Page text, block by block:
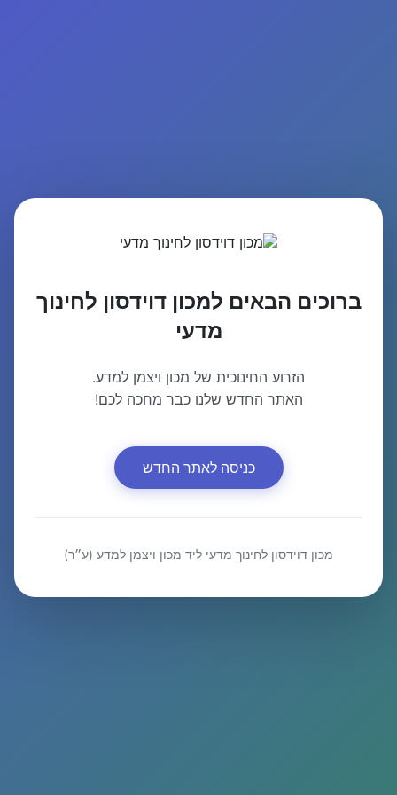
ברוכים הבאים למכון דוידסון לחינוך
מדעי
הזרוע החינוכית של מכון ויצמן למדע.
האתר החדש שלנו כבר מחכה לכם!
כניסה לאתר החדש
מכון דוידסון לחינוך מדעי ליד מכון ויצמן למדע (ע״ר)